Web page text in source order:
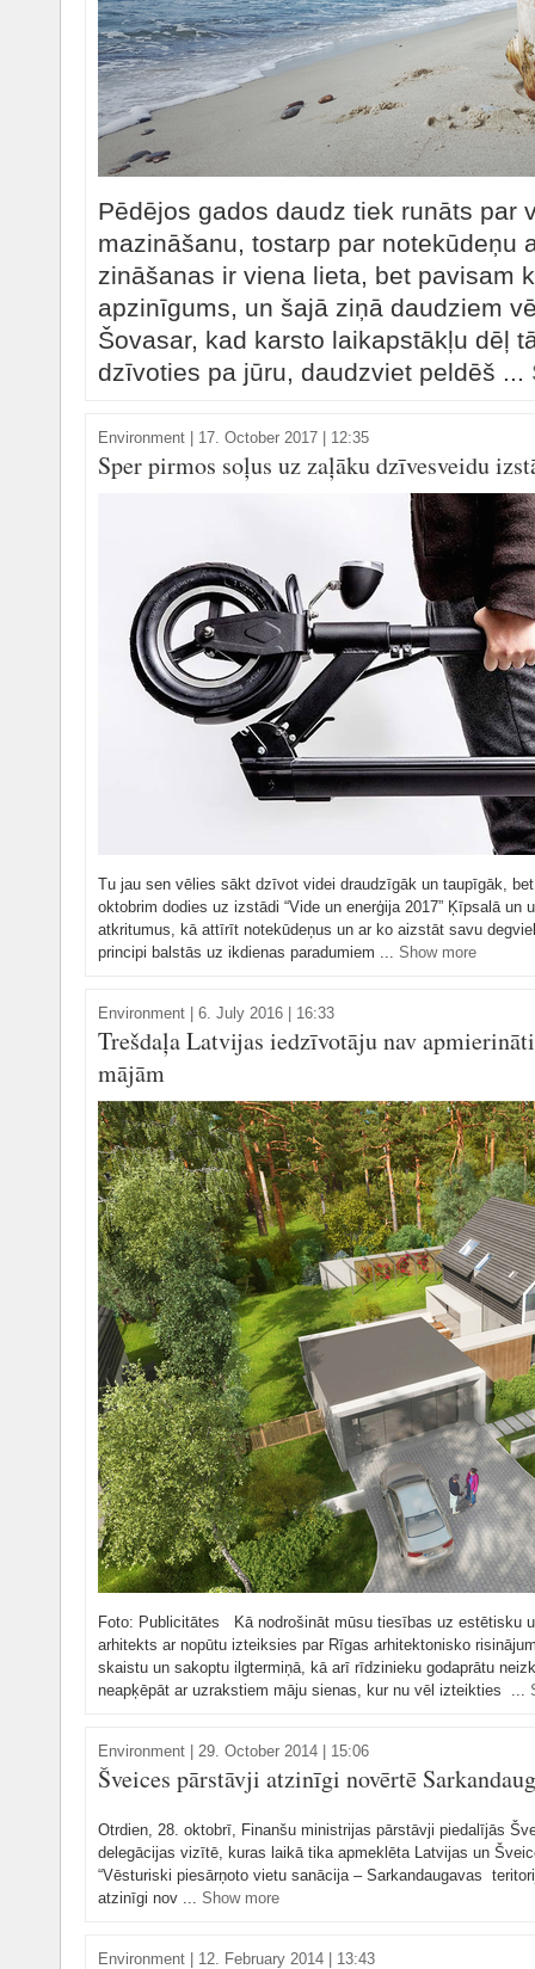
Pēdējos gados daudz tiek runāts par
mazināšanu, tostarp par notekūdeņu
zināšanas ir viena lieta, bet pavisam
apzinīgums, un šajā ziņā daudziem
Šovasar, kad karsto laikapstākļu dēļ
dzīvoties pa jūru, daudzviet peldēš ...
Environment 17. October 2017 | 12:35
Sper pirmos soļus uz zaļāku dzīvesveidu
Tu jau sen vēlies sākt dzīvot videi draudzīgāk un taupīgāk,
oktobrim dodies uz izstādi “Vide un enerģija 2017” Ķīpsalā
atkritumus, kā attīrīt notekūdeņus un ar ko aizstāt savu
principi balstās uz ikdienas paradumiem ... Show more
Environment 6. July 2016 | 16:33
Trešdaļa Latvijas iedzīvotāju nav
mājām
Foto: Publicitātes Kā nodrošināt mūsu tiesības uz estētisku
arhitekts ar nopūtu izteiksies par Rīgas arhitektonisko
skaistu un sakoptu ilgtermiņā, kā arī rīdzinieku godaprātu
neapķēpāt ar uzrakstiem māju sienas, kur nu vēl izteikties ...
Environment 29. October 2014 | 15:06
Šveices pārstāvji atzinīgi novērtē
Otrdien, 28. oktobrī, Finanšu ministrijas pārstāvji piedalījās
delegācijas vizītē, kuras laikā tika apmeklēta Latvijas un
“Vēsturiski piesārņoto vietu sanācija – Sarkandaugavas
atzinīgi nov ... Show more
Environment 12. February 2014 | 13:43